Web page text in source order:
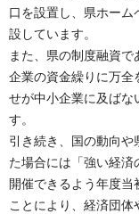
口を設置し、県ホーム
設しています。
また、県の制度融資
企業の資金繰りに万全
せが中小企業に及ばな
す。
引き続き、国の動向や
た場合には「強い経済
開催できるよう年度
ことにより、経済団